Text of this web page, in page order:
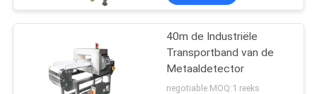
40m de Industriële
Transportband van de
Metaaldetector
negotiable MOQ:1 reeks